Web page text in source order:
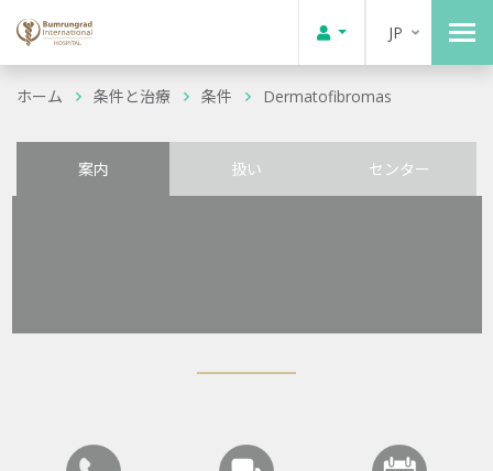
JP
ホーム 条件と治療 条件 Dermatofibromas
案内 扱い センター